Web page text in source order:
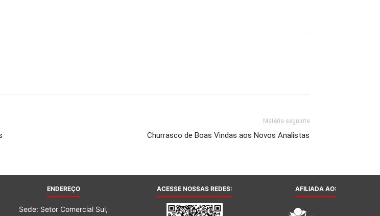
Matéria seguinte
Churrasco de Boas Vindas aos Novos Analistas
ENDEREÇO
Sede: Setor Comercial Sul,
ACESSE NOSSAS REDES: AFILIADA AO: